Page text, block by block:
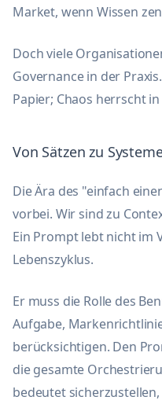
Market, wenn Wissen
Doch viele
Governance in der
Papier; Chaos herrscht
Von Sätzen zu
Die Ära des "einfach
vorbei. Wir sind zu
Ein Prompt lebt nicht im
Lebenszyklus.
Er muss die Rolle des
Aufgabe,
berücksichtigen. Den
die gesamte
bedeutet